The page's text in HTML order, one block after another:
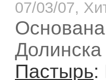
07/03/07,
Долинска
Пастырь: